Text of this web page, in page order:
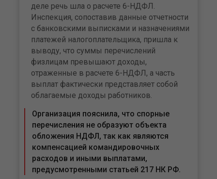
деле речь шла о расчете 6-НДФЛ.
Инспекция, сопоставив данные отчетности
с банковскими выписками и назначениями
платежей налогоплательщика, пришла к
выводу, что суммы перечислений
физлицам превышают доходы,
отраженные в расчете 6-НДФЛ, а часть
выплат фактически представляет собой
облагаемые доходы работников.
Организация пояснила, что спорные
перечисления не образуют объекта
обложения НДФЛ, так как являются
компенсацией командировочных
расходов и иными выплатами,
предусмотренными статьей 217 НК РФ.